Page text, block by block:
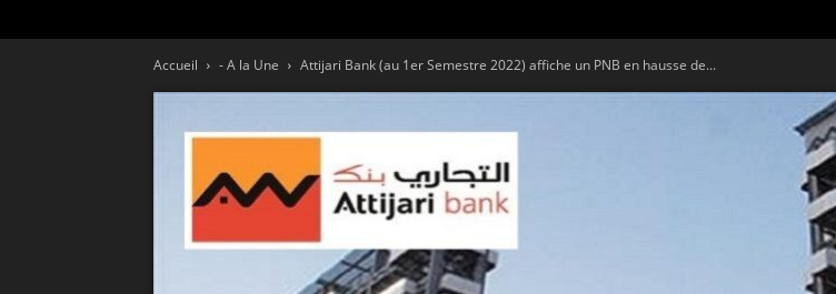
Tribune
Economique
Accueil - A la Une Attijari Bank (au 1er Semestre 2022) affiche un PNB en hausse de...